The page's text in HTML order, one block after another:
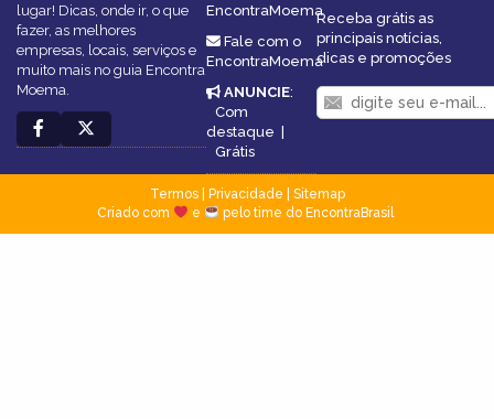
lugar! Dicas, onde ir, o que
fazer, as melhores
empresas, locais, serviços e
muito mais no guia Encontra
Moema.
EncontraMoema
Fale com o
EncontraMoema
ANUNCIE:
Com
destaque
Grátis
Receba grátis as
principais notícias,
dicas e promoções
Termos| Privacidade
Sitemap
Criado com
e pelo time do EncontraBrasil